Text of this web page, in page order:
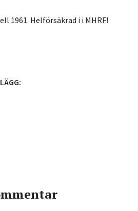
1961. Helförsäkrad i i MHRF!